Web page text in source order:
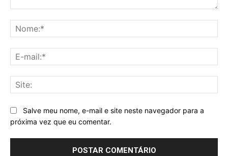
Salve meu nome, e-mail e site neste navegador para a
próxima vez que eu comentar.